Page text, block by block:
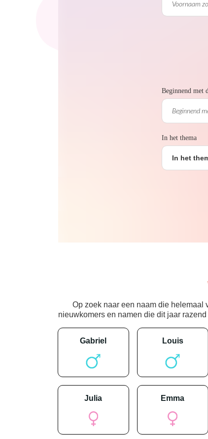
Beginnend met
In het thema
In het
Op zoek naar een naam die
nieuwkomers en namen die dit jaar
gabriel louis
julia emma